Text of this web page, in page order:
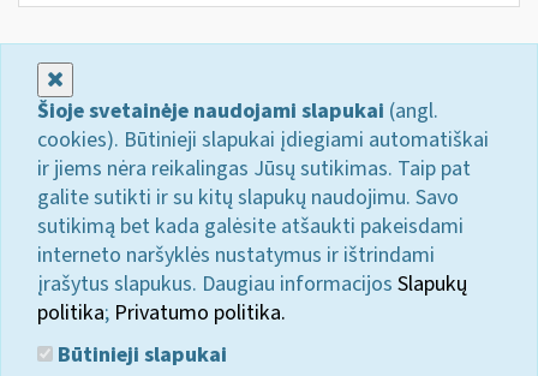
Šioje svetainėje naudojami slapukai (angl.
cookies). Būtinieji slapukai įdiegiami automatiškai
ir jiems nėra reikalingas Jūsų sutikimas. Taip pat
galite sutikti ir su kitų slapukų naudojimu. Savo
sutikimą bet kada galėsite atšaukti pakeisdami
interneto naršyklės nustatymus ir ištrindami
įrašytus slapukus. Daugiau informacijos Slapukų
politika; Privatumo politika.
Būtinieji slapukai